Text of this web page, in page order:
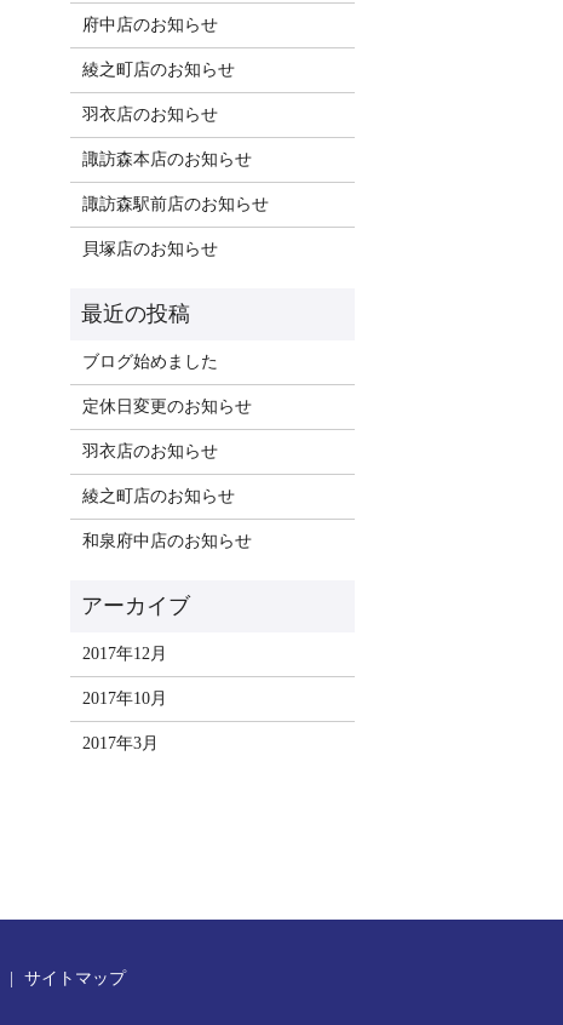
府中店のお知らせ
綾之町店のお知らせ
羽衣店のお知らせ
諏訪森本店のお知らせ
諏訪森駅前店のお知らせ
貝塚店のお知らせ
ブログ始めました
定休日変更のお知らせ
羽衣店のお知らせ
綾之町店のお知らせ
和泉府中店のお知らせ
2017年12月
2017年10月
2017年3月
サイトマップ